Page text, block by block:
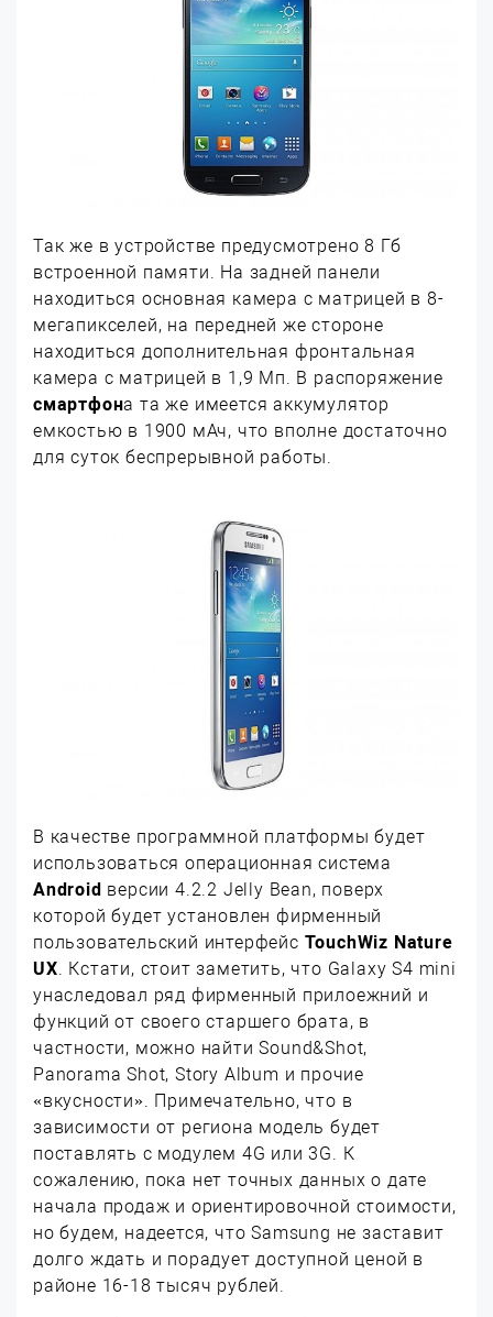
Так же в устройстве предусмотрено 8 Гб
встроенной памяти. На задней панели
находиться основная камера с матрицей в 8-
мегапикселей, на передней же стороне
находиться дополнительная фронтальная
камера с матрицей в 1,9 Мп. В распоряжение
смартфона та же имеется аккумулятор
емкостью в 1900 мАч, что вполне достаточно
для суток беспрерывной работы.
В качестве программной платформы будет
использоваться операционная система
Android версии 4.2.2 Jelly Bean, поверх
которой будет установлен фирменный
пользовательский интерфейс TouchWiz Nature
UX. Кстати, стоит заметить, что Galaxy S4 mini
унаследовал ряд фирменный прилоежний и
функций от своего старшего брата, в
частности, можно найти Sound&Shot,
Panorama Shot, Story Album и прочие
«вкусности». Примечательно, что в
зависимости от региона модель будет
поставлять с модулем 4G или 3G. К
сожалению, пока нет точных данных о дате
начала продаж и ориентировочной стоимости,
но будем, надеется, что Samsung не заставит
долго ждать и порадует доступной ценой в
районе 16-18 тысяч рублей.